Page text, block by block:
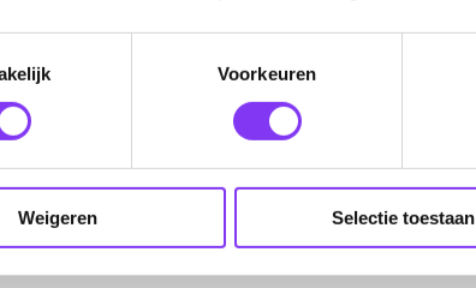
Voorkeuren
Weigeren Selectie toestaan
e.g. Renault Captur o.b.v. Fully Inclusive
e.g. Renault Captur o.b.v. Fully Inclusive
e.g. Hynidai Venue o.b.v. Fully Inclusive